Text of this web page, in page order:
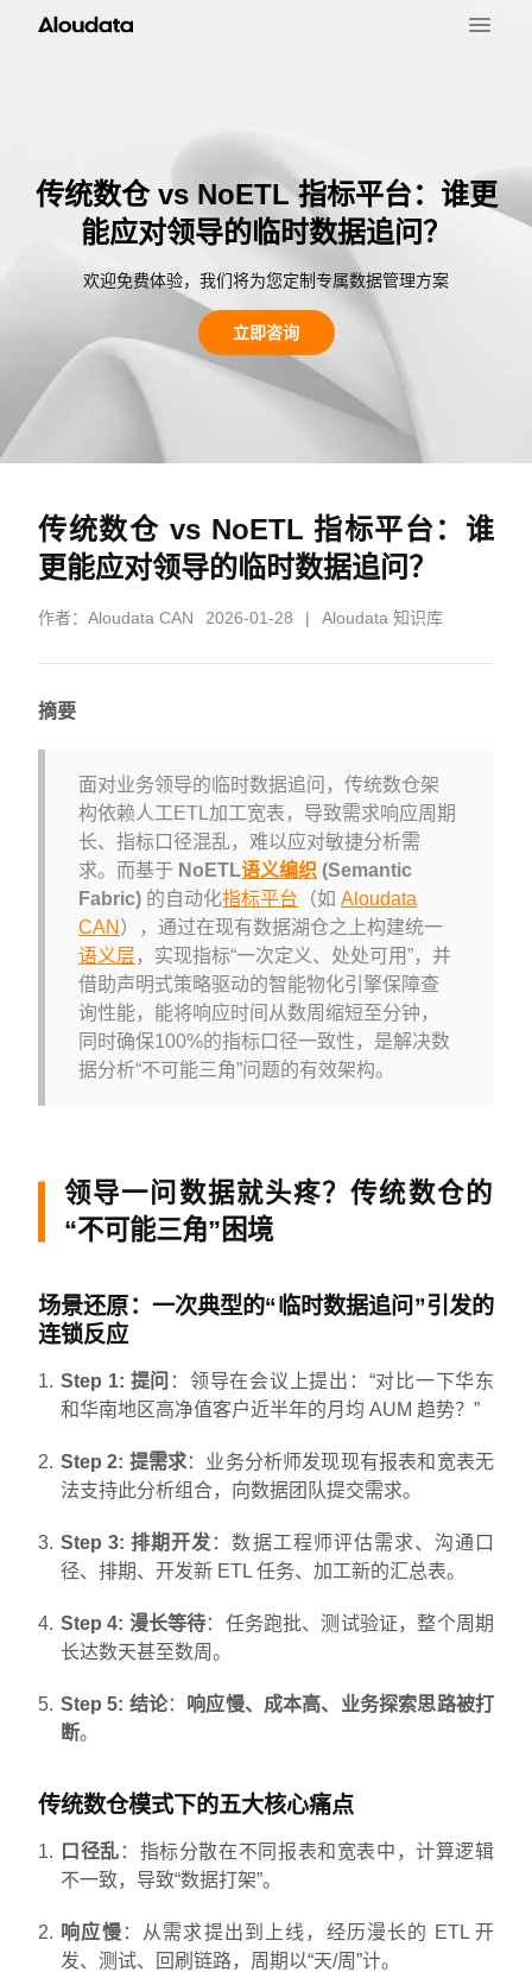
传统数仓 vs NoETL 指标平台：谁更
能应对领导的临时数据追问？
欢迎免费体验，我们将为您定制专属数据管理方案
立即咨询
传统数仓 vs NoETL 指标平台：谁
更能应对领导的临时数据追问？
作者： Aloudata CAN 2026-01-28 | Aloudata 知识库
摘要
面对业务领导的临时数据追问，传统数仓架
构依赖人工ETL加工宽表，导致需求响应周期
长、指标口径混乱，难以应对敏捷分析需
求。而基于 NoETL语义编织 (Semantic
Fabric) 的自动化指标平台 （如 Aloudata
CAN ），通过在现有数据湖仓之上构建统一
语义层 ，实现指标“一次定义、处处可用”，并
借助声明式策略驱动的智能物化引擎保障查
询性能，能将响应时间从数周缩短至分钟，
同时确保100%的指标口径一致性，是解决数
据分析“不可能三角”问题的有效架构。
领导一问数据就头疼？传统数仓的
“不可能三角”困境
场景还原：一次典型的“临时数据追问”引发的
连锁反应
Step 1: 提问 ：领导在会议上提出：“对比一下华东
和华南地区高净值客户近半年的月均 AUM 趋势？”
Step 2: 提需求：业务分析师发现现有报表和宽表无
法支持此分析组合，向数据团队提交需求。
Step 3: 排期开发 ：数据工程师评估需求、沟通口
径、排期、开发新 ETL 任务、加工新的汇总表。
Step 4: 漫长等待：任务跑批、测试验证，整个周期
长达数天甚至数周。
Step 5: 结论：
响应慢、成本高、业务探索思路被打
断。
传统数仓模式下的五大核心痛点
口径乱 ：指标分散在不同报表和宽表中，计算逻辑
不一致，导致“数据打架”。
响应慢 ：从需求提出到上线，经历漫长的 ETL 开
发、测试、回刷链路，周期以“天/周”计。